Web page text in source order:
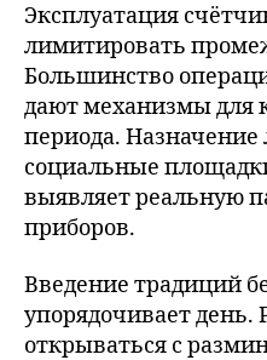
Эксплуатация
лимитировать
Большинство
дают механизмы для
периода.
социальные
выявляет реальную
приборов.
Введение традиций
упорядочивает день.
открываться с